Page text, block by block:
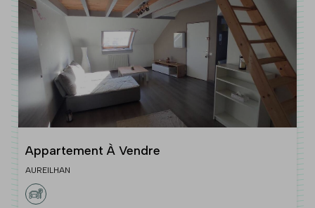
Appartement À Vendre
AUREILHAN